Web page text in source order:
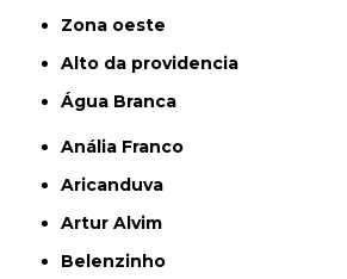
Zona oeste
alto da providencia
Água Branca
Anália Franco
Aricanduva
Artur Alvim
Belenzinho